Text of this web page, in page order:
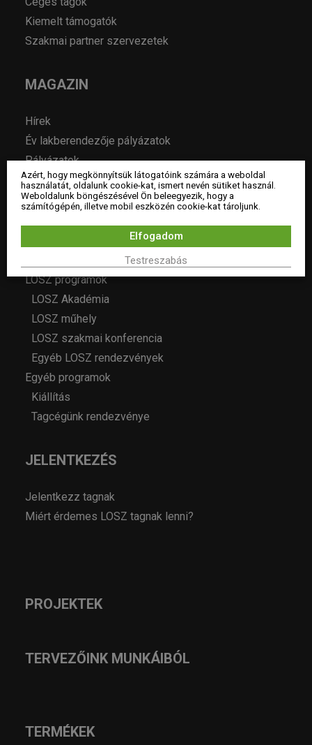
Kiemelt támogatók
Szakmai partner szervezetek
MAGAZIN
Hírek
Év lakberendezője pályázatok
Pályázatok
Álláshirdetés
Archívum
ESEMÉNYEK
LOSZ programok
LOSZ Akadémia
LOSZ műhely
LOSZ szakmai konferencia
Egyéb LOSZ rendezvények
Egyéb programok
Kiállítás
Tagcégünk rendezvénye
JELENTKEZÉS
Jelentkezz tagnak
Miért érdemes LOSZ tagnak lenni?
PROJEKTEK
TERVEZŐINK MUNKÁIBÓL
TERMÉKEK
Azért, hogy megkönnyítsük látogatóink számára a weboldal
használatát, oldalunk cookie-kat, ismert nevén sütiket használ.
Weboldalunk böngészésével Ön beleegyezik, hogy a
számítógépén, illetve mobil eszközén cookie-kat tároljunk.
Testreszabás
Elfogadom